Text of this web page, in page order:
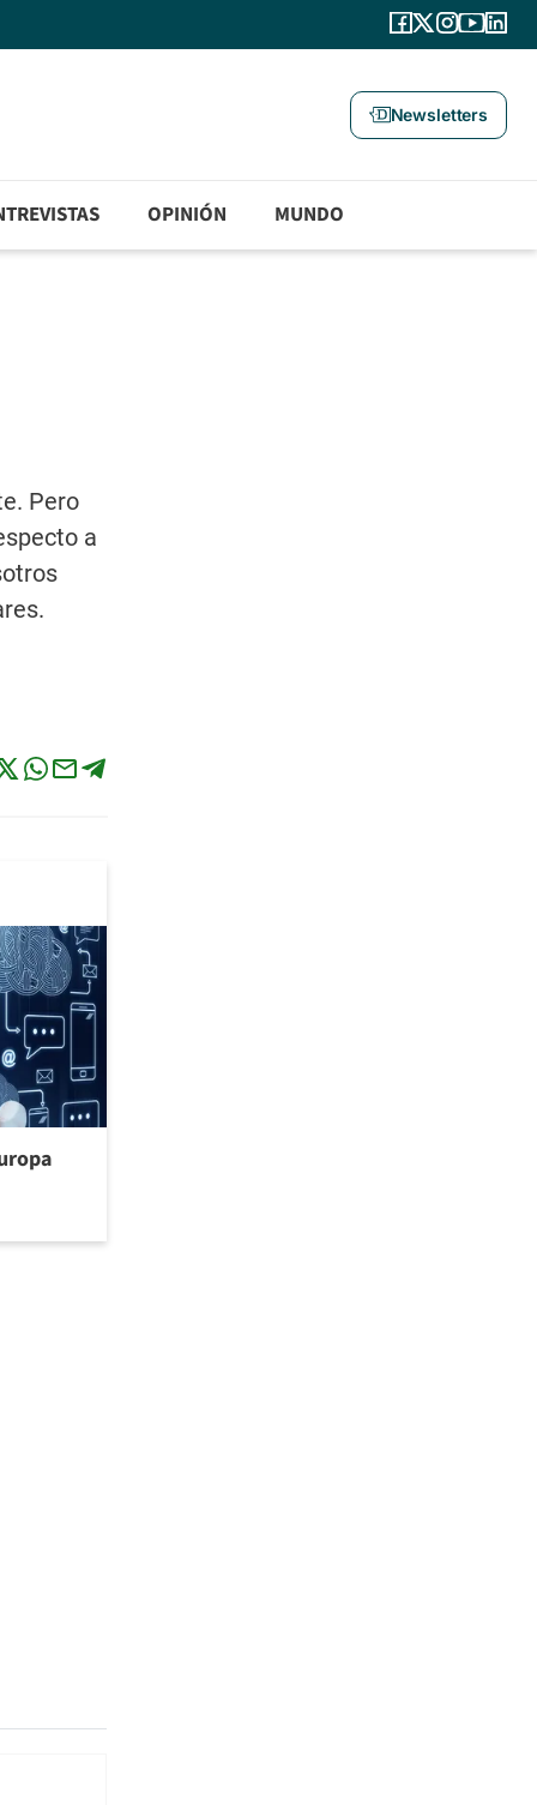
Newsletters
OPINIÓN MUNDO
Pero
a